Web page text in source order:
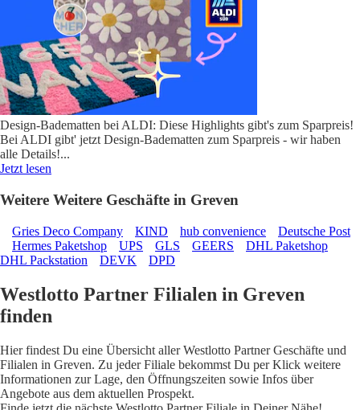
Design-Badematten bei ALDI: Diese Highlights gibt's zum Sparpreis!
Bei ALDI gibt' jetzt Design-Badematten zum Sparpreis - wir haben
alle Details!...
Jetzt lesen
Weitere Weitere Geschäfte in Greven
Gries Deco Company KIND hub convenience
Deutsche Post
Hermes Paketshop
UPS GLS GEERS
DHL Paketshop
DHL Packstation
DEVK DPD
Westlotto Partner Filialen in Greven
finden
Hier findest Du eine Übersicht aller Westlotto Partner Geschäfte und
Filialen in Greven. Zu jeder Filiale bekommst Du per Klick weitere
Informationen zur Lage, den Öffnungszeiten sowie Infos über
Angebote aus dem aktuellen Prospekt.